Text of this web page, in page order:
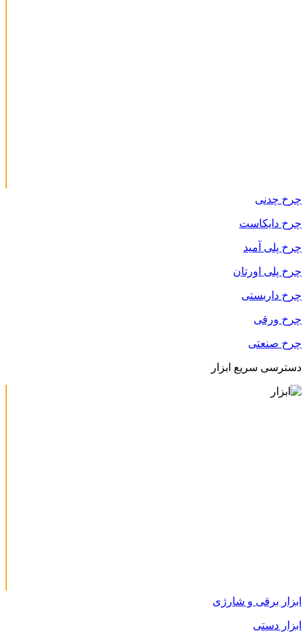
چرخ چدنی
چرخ دایکاست
چرخ پلی آمید
چرخ پلی اورتان
چرخ داربستی
چرخ ورقی
چرخ صنعتی
دسترسی سریع ابزار
ابزار برقی و شارژی
ابزار دستی